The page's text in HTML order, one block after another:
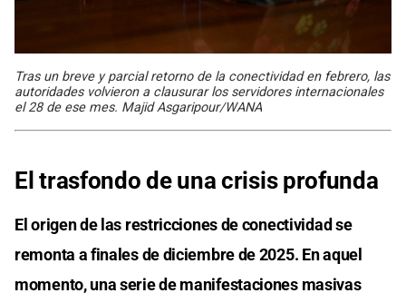
Tras un breve y parcial retorno de la conectividad en febrero, las
autoridades volvieron a clausurar los servidores internacionales
el 28 de ese mes. Majid Asgaripour/WANA
El trasfondo de una crisis profunda
El origen de las restricciones de conectividad se
remonta a finales de diciembre de 2025. En aquel
momento, una serie de manifestaciones masivas